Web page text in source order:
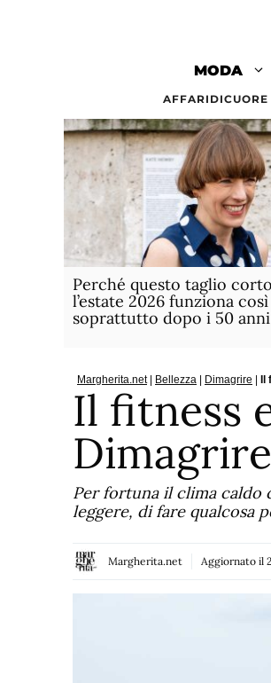
MODA
AFFARIDICUORE
Perché questo taglio
l’estate 2026 funziona
soprattutto dopo i 50 anni
Margherita.net| Bellezza | Dimagrire | Il
Il fitness
Per fortuna il clima caldo
leggere, di fare qualcosa
Margherita.net Aggiornato il